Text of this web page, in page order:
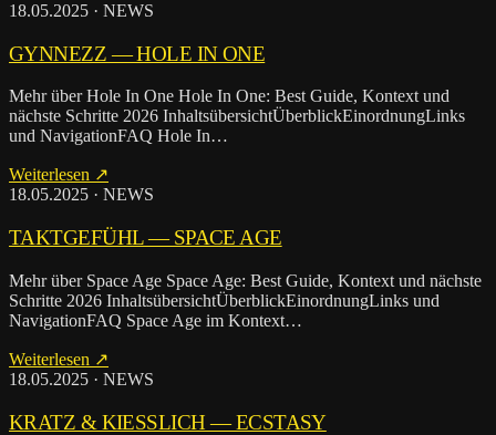
18.05.2025 · NEWS
GYN­NEZZ — HOLE IN ONE
Mehr über Hole In One Hole In One: Best Guide, Kontext und
nächste Schritte 2026 InhaltsübersichtÜberblickEinordnungLinks
und NavigationFAQ Hole In…
Weiterlesen ↗
18.05.2025 · NEWS
TAKT­GE­FÜHL — SPACE AGE
Mehr über Space Age Space Age: Best Guide, Kontext und nächste
Schritte 2026 InhaltsübersichtÜberblickEinordnungLinks und
NavigationFAQ Space Age im Kontext…
Weiterlesen ↗
18.05.2025 · NEWS
KRATZ & KIESSLICH — ECSTA­SY